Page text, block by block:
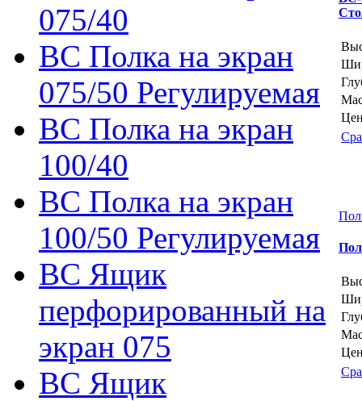
075/40
ВС Полка на экран
075/50 Регулируемая
ВС Полка на экран
100/40
ВС Полка на экран
100/50 Регулируемая
ВС Ящик
перфорированный на
экран 075
ВС Ящик